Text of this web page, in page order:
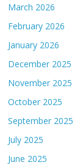
March 2026
February 2026
January 2026
December 2025
November 2025
October 2025
September 2025
July 2025
June 2025